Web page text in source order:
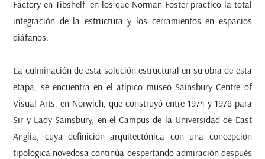
Factory en Tibshelf, en los que Norman Foster practicó la total
integración de la estructura y los cerramientos en espacios
diáfanos.
La culminación de esta solución estructural en su obra de esta
etapa, se encuentra en el atípico museo Sainsbury Centre of
Visual Arts en Norwich, que construyó entre 1974 y 1978 para
Sir y Lady Sainsbury, en el Campus de la Universidad de East
Anglia, cuya definición arquitectónica con una concepción
tipológica novedosa continúa despertando admiración después